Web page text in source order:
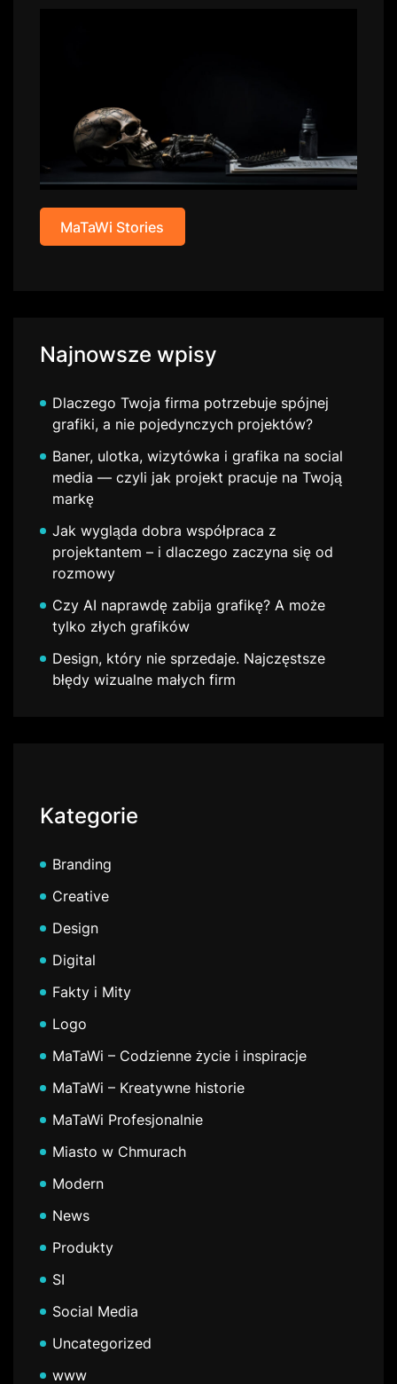
MaTaWi Stories
Najnowsze wpisy
Dlaczego Twoja firma potrzebuje spójnej
grafiki, a nie pojedynczych projektów?
Baner, ulotka, wizytówka i grafika na social
media — czyli jak projekt pracuje na Twoją
markę
Jak wygląda dobra współpraca z
projektantem – i dlaczego zaczyna się od
rozmowy
Czy AI naprawdę zabija grafikę? A może
tylko złych grafików
Design, który nie sprzedaje. Najczęstsze
błędy wizualne małych firm
Kategorie
Branding
Creative
Design
Digital
Fakty i Mity
Logo
MaTaWi – Codzienne życie i inspiracje
MaTaWi – Kreatywne historie
MaTaWi Profesjonalnie
Miasto w Chmurach
Modern
News
Produkty
SI
Social Media
Uncategorized
www